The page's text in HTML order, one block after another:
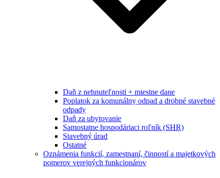
Daň z nehnuteľnosti + miestne dane
Poplatok za komunálny odpad a drobné stavebné
odpady
Daň za ubytovanie
Samostatne hospodáriaci roľník (SHR)
Stavebný úrad
Ostatné
Oznámenia funkcií, zamestnaní, činností a majetkových
pomerov verejných funkcionárov